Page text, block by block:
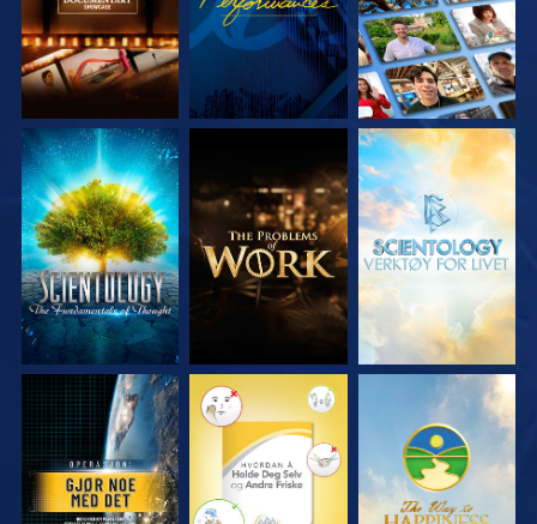
UTFORSK SERIEN UTFORSK SERIEN UTFORSK SERIEN
SE SE SE